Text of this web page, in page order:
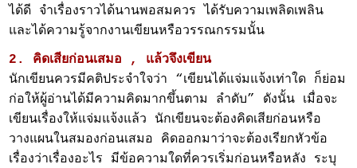
ได้ดี จำเรื่องราวได้นานพอสมควร ได้รับความเพลิดเพลิน
และได้ความรู้จากงานเขียนหรือวรรณกรรมนั้น
2. คิดเสียก่อนเสมอ , แล้วจึงเขียน
นักเขียนควรมีคติประจำใจว่า “เขียนได้แจ่มแจ้งเท่าใด ก็ย่อม
ก่อให้ผู้อ่านได้มีความคิดมากขึ้นตาม ลำดับ” ดังนั้น เมื่อจะ
เขียนเรื่องให้แจ่มแจ้งแล้ว นักเขียนจะต้องคิดเสียก่อนหรือ
วางแผนในสมองก่อนเสมอ คิดออกมาว่าจะต้องเรียกหัวข้อ
เรื่องว่าเรื่องอะไร มีข้อความใดที่ควรเริ่มก่อนหรือหลัง ระบุ